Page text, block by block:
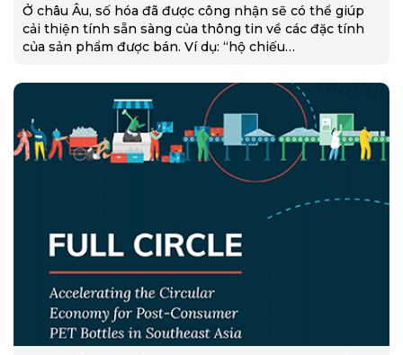
Ở châu Âu, số hóa đã được công nhận sẽ có thể giúp
cải thiện tính sẵn sàng của thông tin về các đặc tính
của sản phẩm được bán. Ví dụ: “hộ chiếu…